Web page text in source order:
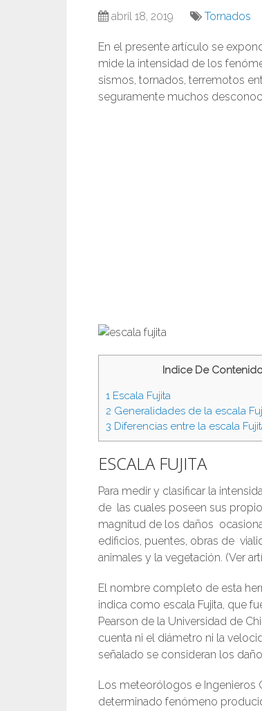
abril 18, 2019 Tornados
En el presente artículo se
mide la intensidad de los
sismos, tornados, terremotos
seguramente muchos
Indice De
1 Escala Fujita
2 Generalidades de la escala
3 Diferencias entre la escala
ESCALA FUJITA
Para medir y clasificar la
de las cuales poseen sus
magnitud de los daños
edificios, puentes, obras de
animales y la vegetación. (Ver
El nombre completo de esta
indica como escala Fujita, que
Pearson de la Universidad de
cuenta ni el diámetro ni la
señalado se consideran los
Los meteorólogos e Ingenieros
determinado fenómeno